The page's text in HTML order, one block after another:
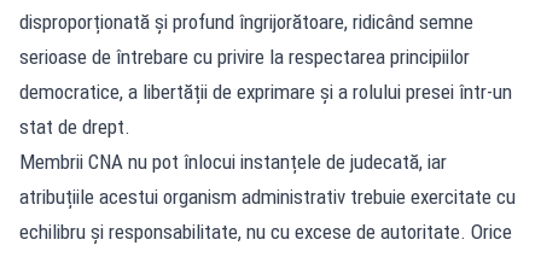
disproporționată și profund îngrijorătoare, ridicând semne
serioase de întrebare cu privire la respectarea principiilor
democratice, a libertății de exprimare și a rolului presei într-un
stat de drept.
Membrii CNA nu pot înlocui instanțele de judecată, iar
atribuțiile acestui organism administrativ trebuie exercitate cu
echilibru și responsabilitate, nu cu excese de autoritate. Orice